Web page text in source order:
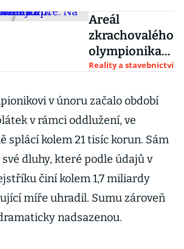
Areál
zkrachovalého
olympionika
hledá kupce.
pozemek s
protiatomový
m krytem
Reality a stavebnictví
v únoru začalo období
v rámci oddlužení, ve
splácí kolem 21 tisíc korun. Sám
dluhy, které podle údajů v
činí kolem 1,7 miliardy
míře uhradil. Sumu zároveň
nadsazenou.